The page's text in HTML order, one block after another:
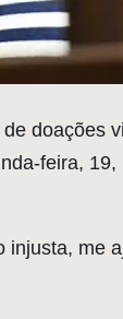
doações
feira,
me